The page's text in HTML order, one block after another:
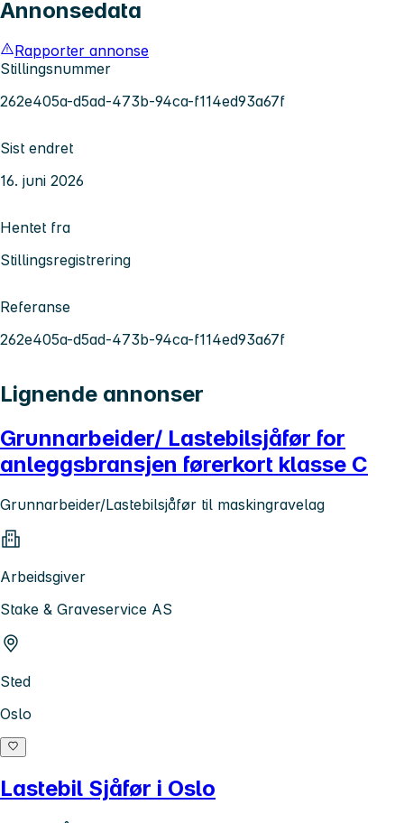
Annonsedata
Rapporter annonse
Stillingsnummer
262e405a-d5ad-473b-94ca-f114ed93a67f
Sist endret
16. juni 2026
Hentet fra
Stillingsregistrering
Referanse
262e405a-d5ad-473b-94ca-f114ed93a67f
Lignende annonser
Grunnarbeider/ Lastebilsjåfør for
anleggsbransjen førerkort klasse C
Grunnarbeider/Lastebilsjåfør til maskingravelag
Arbeidsgiver
Stake & Graveservice AS
Sted
Oslo
Lastebil Sjåfør i Oslo